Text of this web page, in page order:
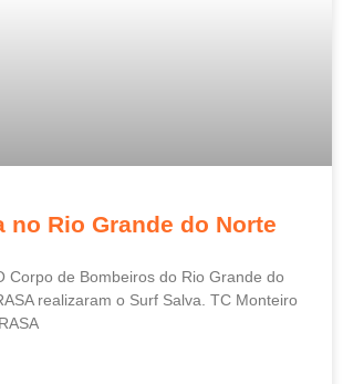
no Rio Grande do Norte
Corpo de Bombeiros do Rio Grande do
realizaram o Surf Salva. TC Monteiro